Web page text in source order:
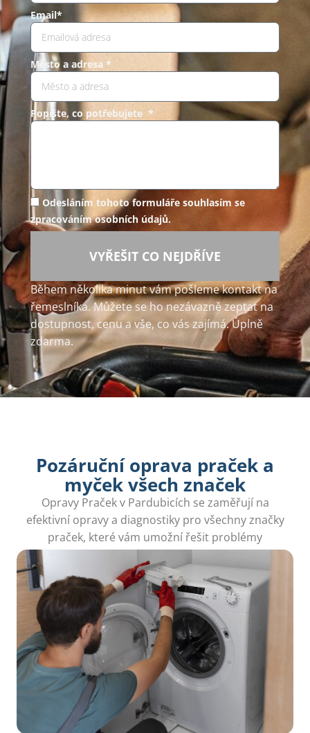
Email*
Město a adresa *
Popište, co potřebujete *
Odesláním tohoto formuláře souhlasím se
zpracováním osobních údajů.
VYŘEŠIT CO NEJDŘÍVE
Během několika minut vám pošleme kontakt na
řemeslníka. Můžete se ho nezávazně zeptat na
dostupnost, cenu a vše, co vás zajímá. Úplně
zdarma.
Pozáruční oprava praček a
myček všech značek
Opravy Praček v Pardubicích se zaměřují na
efektivní opravy a diagnostiky pro všechny značky
praček, které vám umožní řešit problémy
okamžitě a bez problémů.